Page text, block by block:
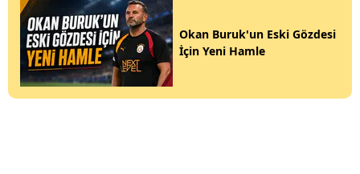
Okan Buruk'un Eski Gözdesi
İçin Yeni Hamle